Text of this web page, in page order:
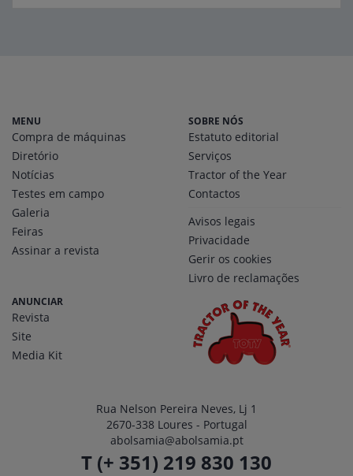
MENU
Compra de máquinas
Diretório
Notícias
Testes em campo
Galeria
Feiras
Assinar a revista
SOBRE NÓS
Estatuto editorial
Serviços
Tractor of the Year
Contactos
Avisos legais
Privacidade
Gerir os cookies
Livro de reclamações
ANUNCIAR
Revista
Site
Media Kit
Rua Nelson Pereira Neves, Lj 1
2670-338 Loures - Portugal
abolsamia@abolsamia.pt
T (+ 351) 219 830 130